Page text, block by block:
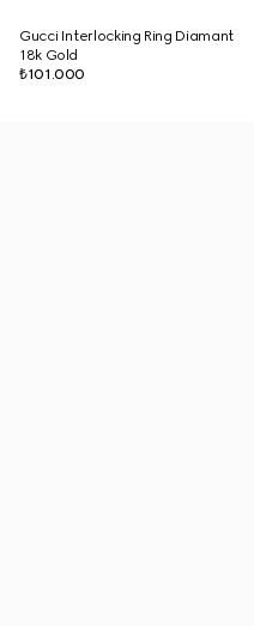
Gucci Interlocking Ring Diamant
18k Gold
₺101.000